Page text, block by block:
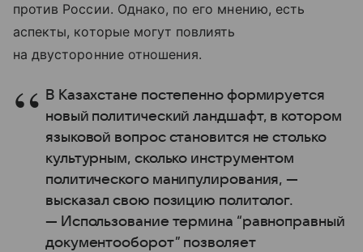
против России. Однако, по его мнению, есть
аспекты, которые могут повлиять
на двусторонние отношения.
В Казахстане постепенно формируется
новый политический ландшафт, в котором
языковой вопрос становится не столько
культурным, сколько инструментом
политического манипулирования, —
высказал свою позицию политолог.
— Использование термина “равноправный
документооборот” позволяет